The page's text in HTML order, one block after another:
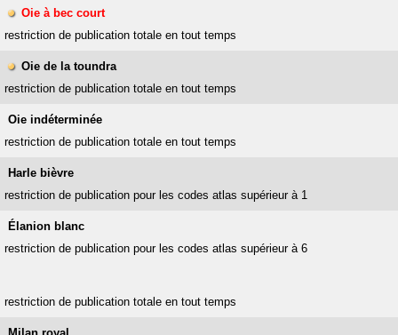
Oie à bec court
restriction de publication totale en tout temps
Oie de la toundra
restriction de publication totale en tout temps
Oie indéterminée
restriction de publication totale en tout temps
Harle bièvre
restriction de publication pour les codes atlas supérieur à 1
Élanion blanc
restriction de publication pour les codes atlas supérieur à 6
restriction de publication totale en tout temps